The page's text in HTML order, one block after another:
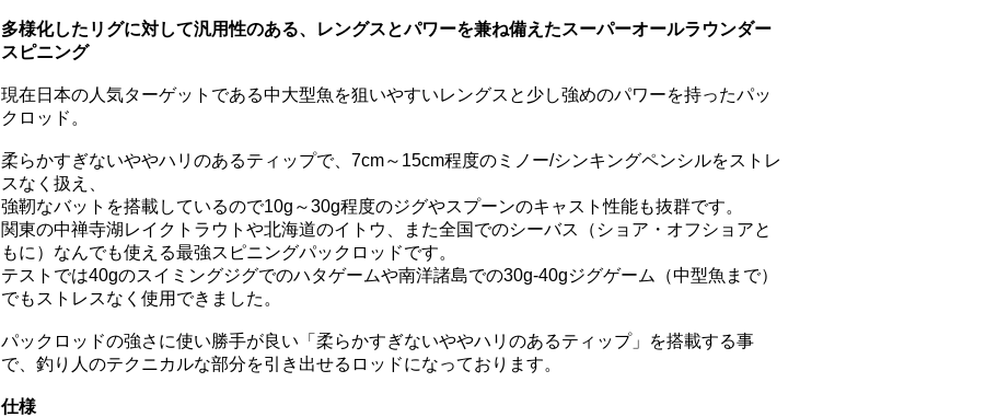
多様化したリグに対して汎用性のある、レングスとパワーを兼ね備えたスーパーオールラウンダー
スピニング
現在日本の人気ターゲットである中大型魚を狙いやすいレングスと少し強めのパワーを持ったパッ
クロッド。
柔らかすぎないややハリのあるティップで、7cm～15cm程度のミノー/シンキングペンシルをストレ
スなく扱え、
強靭なバットを搭載しているので10g～30g程度のジグやスプーンのキャスト性能も抜群です。
関東の中禅寺湖レイクトラウトや北海道のイトウ、また全国でのシーバス（ショア・オフショアと
もに）なんでも使える最強スピニングパックロッドです。
テストでは40gのスイミングジグでのハタゲームや南洋諸島での30g-40gジグゲーム（中型魚まで）
でもストレスなく使用できました。
パックロッドの強さに使い勝手が良い「柔らかすぎないややハリのあるティップ」を搭載する事
で、釣り人のテクニカルな部分を引き出せるロッドになっております。
仕様